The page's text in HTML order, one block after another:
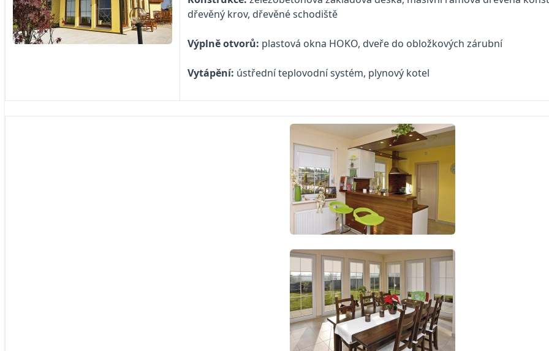
dřevěný krov, dřevěné schodiště
Výplně otvorů: plastová okna HOKO, dveře do obložkových zárubní
Vytápění: ústřední teplovodní systém, plynový kotel